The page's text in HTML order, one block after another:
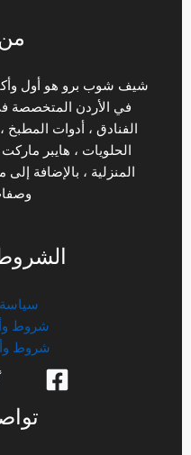
شيف شوب برو هو أول
في الأردن المتخصصة
الفنادق ، أدوات
الحلويات ، هايبر
المنزلية ، بالإضافة
شروط
شروط